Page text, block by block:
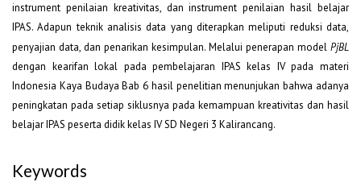
instrument penilaian kreativitas, dan instrument penilaian hasil belajar
IPAS. Adapun teknik analisis data yang diterapkan meliputi reduksi data,
penyajian data, dan penarikan kesimpulan. Melalui penerapan model PjBL
dengan kearifan lokal pada pembelajaran IPAS kelas IV pada materi
Indonesia Kaya Budaya Bab 6 hasil penelitian menunjukan bahwa adanya
peningkatan pada setiap siklusnya pada kemampuan kreativitas dan hasil
belajar IPAS peserta didik kelas IV SD Negeri 3 Kalirancang.
Keywords